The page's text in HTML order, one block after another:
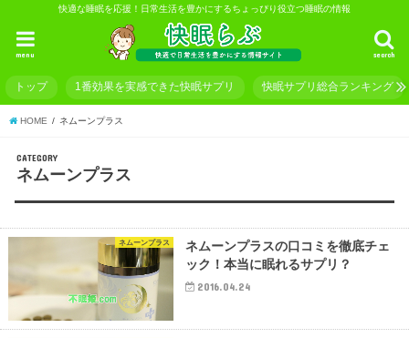
快適な睡眠を応援！日常生活を豊かにするちょっぴり役立つ睡眠の情報
search
menu
トップ 1番効果を実感できた快眠サプリ 快眠サプリ総合ランキング
HOME ネムーンプラス
CATEGORY
ネムーンプラス
ネムーンプラス
ネムーンプラスの口コミを徹底チェ
ック！本当に眠れるサプリ？
2016.04.24